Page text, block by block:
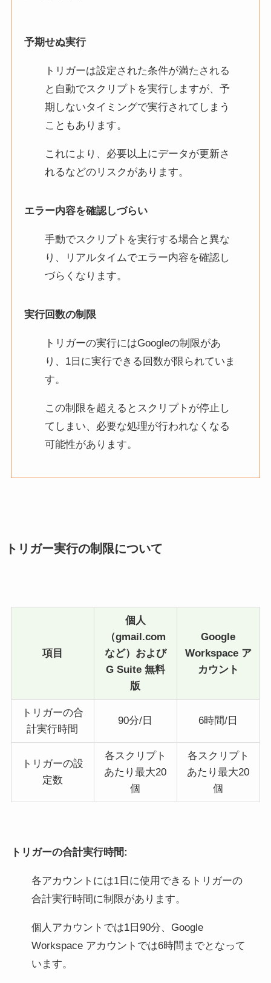
予期せぬ実行
トリガーは設定された条件が満たされる
と自動でスクリプトを実行しますが、予
期しないタイミングで実行されてしまう
こともあります。
これにより、必要以上にデータが更新さ
れるなどのリスクがあります。
エラー内容を確認しづらい
手動でスクリプトを実行する場合と異な
り、リアルタイムでエラー内容を確認し
づらくなります。
実行回数の制限
トリガーの実行にはGoogleの制限があ
り、1日に実行できる回数が限られていま
す。
この制限を超えるとスクリプトが停止し
てしまい、必要な処理が行われなくなる
可能性があります。
トリガー実行の制限について
項目
個人
（gmail.com
など）および
G Suite 無料
版
Google
Workspace ア
カウント
トリガーの合
計実行時間
90分/日 6時間/日
トリガーの設
定数
各スクリプト
あたり最大20
個
各スクリプト
あたり最大20
個
トリガーの合計実行時間:
各アカウントには1日に使用できるトリガーの
合計実行時間に制限があります。
個人アカウントでは1日90分、Google
Workspace アカウントでは6時間までとなって
います。